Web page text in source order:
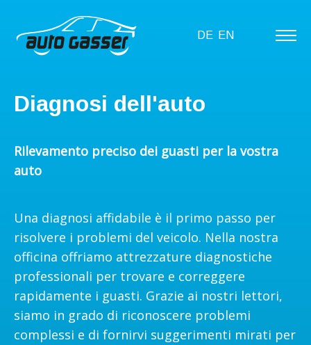
DE EN
Diagnosi dell'auto
Rilevamento preciso dei guasti per la vostra
auto
Una diagnosi affidabile è il primo passo per
risolvere i problemi del veicolo. Nella nostra
officina offriamo attrezzature diagnostiche
professionali per trovare e correggere
rapidamente i guasti. Grazie ai nostri lettori,
siamo in grado di riconoscere problemi
complessi e di fornirvi suggerimenti mirati per